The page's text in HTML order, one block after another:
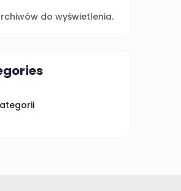
do wyświetlenia.